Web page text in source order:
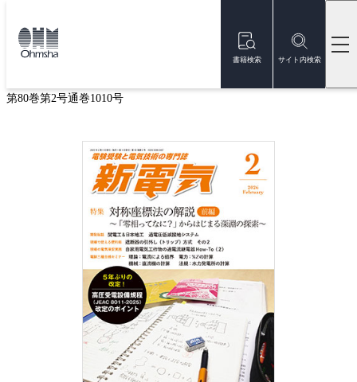
書籍検索 サイト内検索
トップ
第80巻第2号通巻1010号